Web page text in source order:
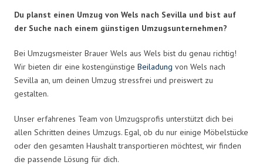
Du planst einen Umzug von Wels nach Sevilla und bist auf
der Suche nach einem günstigen Umzugsunternehmen?
Bei Umzugsmeister Brauer Wels aus Wels bist du genau richtig!
Wir bieten dir eine kostengünstige Beiladung von Wels nach
Sevilla an, um deinen Umzug stressfrei und preiswert zu
gestalten.
Unser erfahrenes Team von Umzugsprofis unterstützt dich bei
allen Schritten deines Umzugs. Egal, ob du nur einige Möbelstücke
oder den gesamten Haushalt transportieren möchtest, wir finden
die passende Lösung für dich.